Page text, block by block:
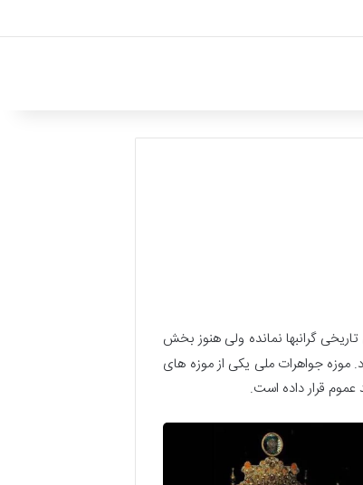
گرانبها نمانده ولی هنوز بخش
موزه جواهرات ملی یکی از موزه‌ های
قرار داده است.